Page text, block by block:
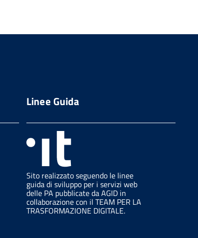
Linee Guida
Sito realizzato seguendo le linee
guida di sviluppo per i servizi web
delle PA pubblicate da AGID in
collaborazione con il TEAM PER LA
TRASFORMAZIONE DIGITALE.